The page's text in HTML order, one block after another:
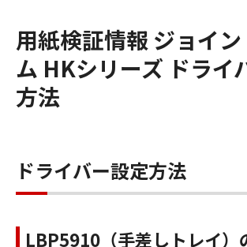
用紙検証情報 ジョイ
ム HKシリーズ ドライ
方法
ドライバー設定方法
LBP5910（手差しトレイ）